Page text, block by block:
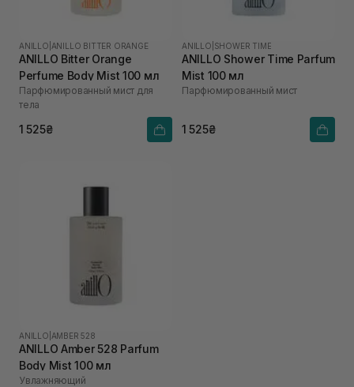
ANILLO ANILLO BITTER ORANGE
ANILLO Bitter Orange
Perfume Body Mist 100 мл
Парфюмированный мист для
тела
1 525₴
ANILLO SHOWER TIME
ANILLO Shower Time Parfum
Mist 100 мл
Парфюмированный мист
1 525₴
ANILLO AMBER 528
ANILLO Amber 528 Parfum
Body Mist 100 мл
Увлажняющий